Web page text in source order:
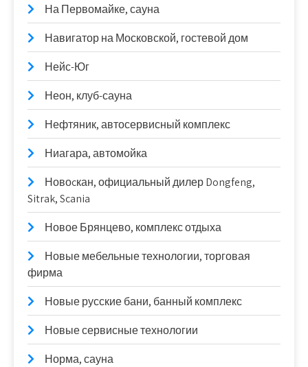
На Первомайке, сауна
Навигатор на Московской, гостевой дом
Нейс-Юг
Неон, клуб-сауна
Нефтяник, автосервисный комплекс
Ниагара, автомойка
Новоcкан, официальный дилер Dongfeng,
Sitrak, Scania
Новое Брянцево, комплекс отдыха
Новые мебельные технологии, торговая
фирма
Новые русские бани, банный комплекс
Новые сервисные технологии
Норма, сауна